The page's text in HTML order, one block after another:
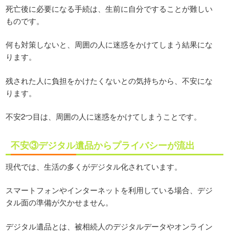
死亡後に必要になる手続は、生前に自分ですることが難しい
ものです。
何も対策しないと、周囲の人に迷惑をかけてしまう結果にな
ります。
残された人に負担をかけたくないとの気持ちから、不安にな
ります。
不安2つ目は、周囲の人に迷惑をかけてしまうことです。
不安③デジタル遺品からプライバシーが流出
現代では、生活の多くがデジタル化されています。
スマートフォンやインターネットを利用している場合、デジ
タル面の準備が欠かせません。
デジタル遺品とは、被相続人のデジタルデータやオンライン